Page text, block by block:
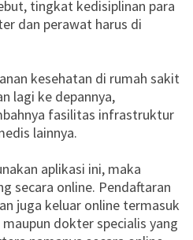
tingkat kedisiplinan para
dan perawat harus di
kesehatan di rumah sakit
lagi ke depannya,
fasilitas infrastruktur
lainnya.
aplikasi ini, maka
secara online. Pendaftaran
juga keluar online termasuk
dokter specialis yang